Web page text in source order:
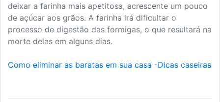
deixar a farinha mais apetitosa, acrescente um pouco
de açúcar aos grãos. A farinha irá dificultar o
processo de digestão das formigas, o que resultará na
morte delas em alguns dias.
Como eliminar as baratas em sua casa -Dicas caseiras